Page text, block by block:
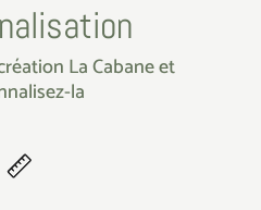
La Cabane et
la